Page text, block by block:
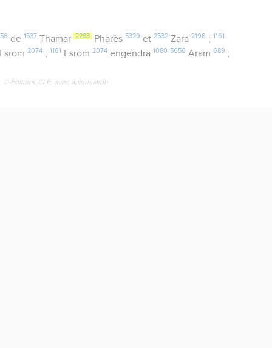
de 1537 Thamar 2283 Pharès 5329 et 2532Zara 2196 ; 1161
Esrom2074 ; 1161 Esrom2074 engendra 1080 5656 Aram689 ;
© Éditions CLÉ, avec autorisation